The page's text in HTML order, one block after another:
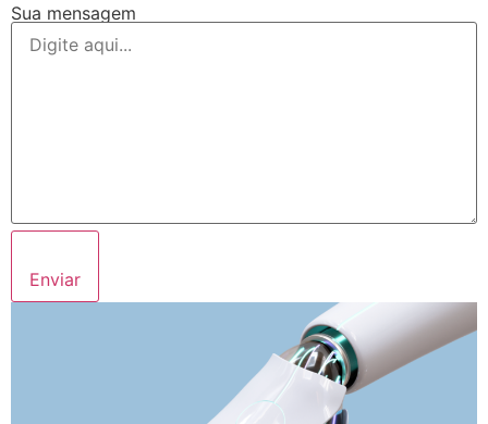
Sua mensagem
Enviar